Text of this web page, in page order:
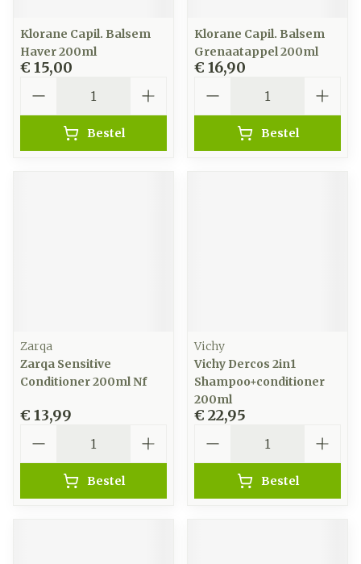
Klorane Capil. Balsem
Haver 200ml
€ 15,00
Bestel
Klorane Capil. Balsem
Grenaatappel 200ml
€ 16,90
Bestel
Zarqa
Zarqa Sensitive
Conditioner 200ml Nf
€ 13,99
Bestel
Vichy
Vichy Dercos 2in1
Shampoo+conditioner
200ml
€ 22,95
Bestel